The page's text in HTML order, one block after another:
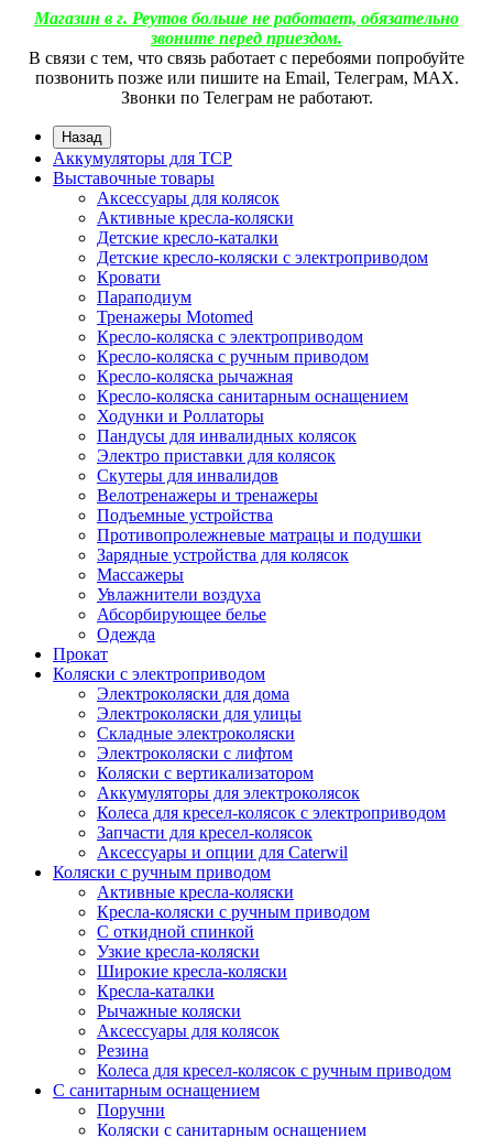
Магазин в г. Реутов больше не работает, обязательно
звоните перед приездом.
В связи с тем, что связь работает с перебоями попробуйте
позвонить позже или пишите на Email, Телеграм, МАХ.
Звонки по Телеграм не работают.
Назад
Аккумуляторы для ТСР
Выставочные товары
Аксессуары для колясок
Активные кресла-коляски
Детские кресло-каталки
Детские кресло-коляски с электроприводом
Кровати
Параподиум
Тренажеры Motomed
Кресло-коляска с электроприводом
Кресло-коляска с ручным приводом
Кресло-коляска рычажная
Кресло-коляска санитарным оснащением
Ходунки и Роллаторы
Пандусы для инвалидных колясок
Электро приставки для колясок
Скутеры для инвалидов
Велотренажеры и тренажеры
Подъемные устройства
Противопролежневые матрацы и подушки
Зарядные устройства для колясок
Массажеры
Увлажнители воздуха
Абсорбирующее белье
Одежда
Прокат
Коляски с электроприводом
Электроколяски для дома
Электроколяски для улицы
Складные электроколяски
Электроколяски с лифтом
Коляски с вертикализатором
Аккумуляторы для электроколясок
Колеса для кресел-колясок с электроприводом
Запчасти для кресел-колясок
Аксессуары и опции для Caterwil
Коляски с ручным приводом
Активные кресла-коляски
Кресла-коляски с ручным приводом
С откидной спинкой
Узкие кресла-коляски
Широкие кресла-коляски
Кресла-каталки
Рычажные коляски
Аксессуары для колясок
Резина
Колеса для кресел-колясок с ручным приводом
С санитарным оснащением
Поручни
Коляски с санитарным оснащением